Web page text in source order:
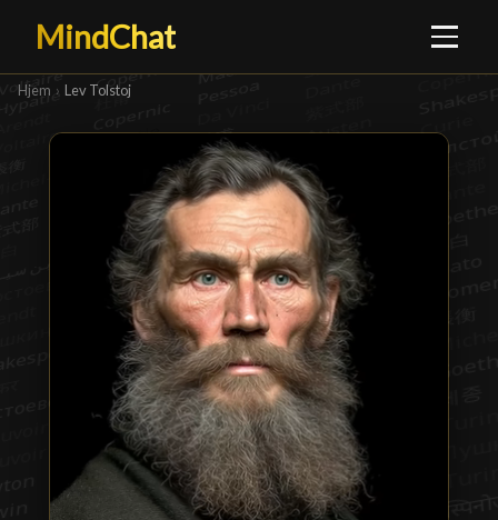
MindChat
Hjem › Lev Tolstoj